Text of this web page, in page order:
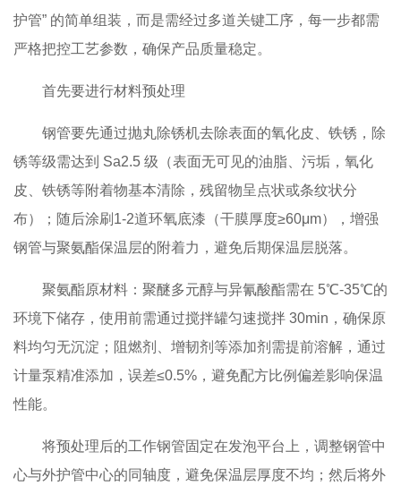
护管” 的简单组装，而是需经过多道关键工序，每一步都需
严格把控工艺参数，确保产品质量稳定。
首先要进行材料预处理
钢管要先通过抛丸除锈机去除表面的氧化皮、铁锈，除
锈等级需达到 Sa2.5 级（表面无可见的油脂、污垢，氧化
皮、铁锈等附着物基本清除，残留物呈点状或条纹状分
布）；随后涂刷1-2道环氧底漆（干膜厚度≥60μm），增强
钢管与聚氨酯保温层的附着力，避免后期保温层脱落。
聚氨酯原材料：聚醚多元醇与异氰酸酯需在 5℃-35℃的
环境下储存，使用前需通过搅拌罐匀速搅拌 30min，确保原
料均匀无沉淀；阻燃剂、增韧剂等添加剂需提前溶解，通过
计量泵精准添加，误差≤0.5%，避免配方比例偏差影响保温
性能。
将预处理后的工作钢管固定在发泡平台上，调整钢管中
心与外护管中心的同轴度，避免保温层厚度不均；然后将外